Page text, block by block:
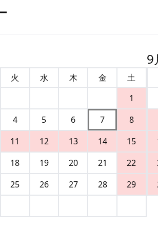
火 水 木 金
土
1
4 5 6 7
8
11 12 13 14
15
18 19 20 21
22
25 26 27 28
29
9